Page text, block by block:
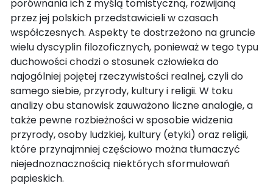
porównania ich z myślą tomistyczną, rozwijaną
przez jej polskich przedstawicieli w czasach
współczesnych. Aspekty te dostrzeżono na gruncie
wielu dyscyplin filozoficznych, ponieważ w tego typu
duchowości chodzi o stosunek człowieka do
najogólniej pojętej rzeczywistości realnej, czyli do
samego siebie, przyrody, kultury i religii. W toku
analizy obu stanowisk zauważono liczne analogie, a
także pewne rozbieżności w sposobie widzenia
przyrody, osoby ludzkiej, kultury (etyki) oraz religii,
które przynajmniej częściowo można tłumaczyć
niejednoznacznością niektórych sformułowań
papieskich.